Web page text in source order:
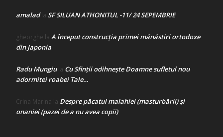
amaladla SF SILUAN ATHONITUL -11/ 24 SEPEMBRIE
gheorghe la A început construcţia primei mănăstiri ortodoxe
din Japonia
Radu Mungiula Cu Sfinții odihnește Doamne sufletul nou
adormitei roabei Tale…
Crina Marina la Despre păcatul malahiei (masturbării) şi
onaniei (pazei de a nu avea copii)